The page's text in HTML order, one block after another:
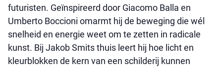
futuristen. Geïnspireerd door Giacomo Balla en
Umberto Boccioni omarmt hij de beweging die wél
snelheid en energie weet om te zetten in radicale
kunst. Bij Jakob Smits thuis leert hij hoe licht en
kleurblokken de kern van een schilderij kunnen